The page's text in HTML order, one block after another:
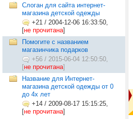
Слоган для сайта интернет-
магазина детской одежды
+21 / 2004-12-06 16:33:50,
[не прочитана]
Помогите с названием
магазинчика подарков
+56 / 2015-06-04 12:50:50,
[не прочитана]
Название для Интернет-
магазина детской одежды от 0
до 4х лет
+14 / 2009-08-17 15:15:25,
[не прочитана]